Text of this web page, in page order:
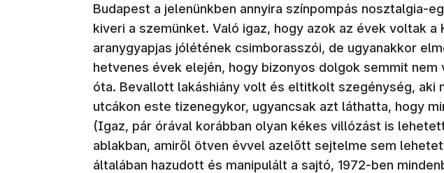
Budapest a jelenünkben annyira színpompás nosztalgia-
kiveri a szemünket. Való igaz, hogy azok az évek voltak a
aranygyapjas jólétének csimborasszói, de ugyanakkor
hetvenes évek elején, hogy bizonyos dolgok semmit nem
óta. Bevallott lakáshiány volt és eltitkolt szegénység, aki
utcákon este tizenegykor, ugyancsak azt láthatta, hogy
(Igaz, pár órával korábban olyan kékes villózást is
ablakban, amiről ötven évvel azelőtt sejtelme sem
általában hazudott és manipulált a sajtó, 1972-ben